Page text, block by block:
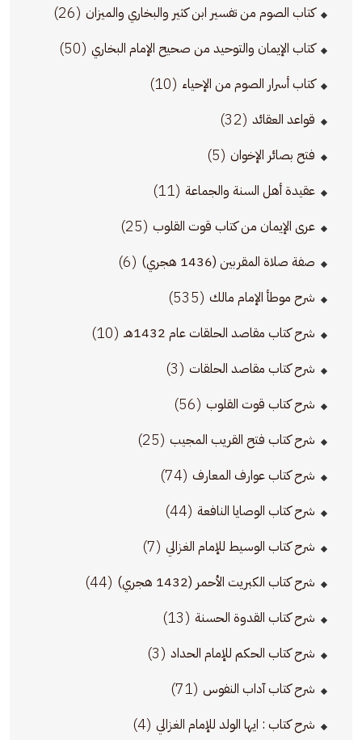
كتاب الصوم من تفسير ابن كثير والبخاري والميزان (26)
كتاب الإيمان والتوحيد من صحيح الإمام البخاري (50)
كتاب أسرار الصوم من الإحياء (10)
قواعد العقائد (32)
فتح بصائر الإخوان (5)
عقيدة أهل السنة والجماعة (11)
عرى الإيمان من كتاب قوت القلوب (25)
صفة صلاة المقربين (1436 هجري) (6)
شرح موطأ الإمام مالك (535)
شرح كتاب مقاصد الحلقات عام 1432هـ (10)
شرح كتاب مقاصد الحلقات (3)
شرح كتاب قوت القلوب (56)
شرح كتاب فتح القريب المجيب (25)
شرح كتاب عوارف المعارف (74)
شرح كتاب الوصايا النافعة (44)
شرح كتاب الوسيط للإمام الغزالي (7)
شرح كتاب الكبريت الأحمر (1432 هجري) (44)
شرح كتاب القدوة الحسنة (13)
شرح كتاب الحكم للإمام الحداد (3)
شرح كتاب آداب النفوس (71)
شرح كتاب : ايها الولد للإمام الغزالي (4)